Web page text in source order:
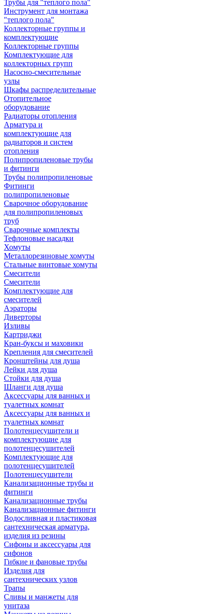
Трубы для "теплого пола"
Инструмент для монтажа
"теплого пола"
Коллекторные группы и
комплектующие
Коллекторные группы
Комплектующие для
коллекторных групп
Насосно-смесительные
узлы
Шкафы распределительные
Отопительное
оборудование
Радиаторы отопления
Арматура и
комплектующие для
радиаторов и систем
отопления
Полипропиленовые трубы
и фитинги
Трубы полипропиленовые
Фитинги
полипропиленовые
Сварочное оборудование
для полипропиленовых
труб
Сварочные комплекты
Тефлоновые насадки
Хомуты
Металлорезиновые хомуты
Стальные винтовые хомуты
Смесители
Смесители
Комплектующие для
смесителей
Аэраторы
Диверторы
Изливы
Картриджи
Кран-буксы и маховики
Крепления для смесителей
Кронштейны для душа
Лейки для душа
Стойки для душа
Шланги для душа
Аксессуары для ванных и
туалетных комнат
Аксессуары для ванных и
туалетных комнат
Полотенцесушители и
комплектующие для
полотенцесушителей
Комплектующие для
полотенцесушителей
Полотенцесушители
Канализационные трубы и
фитинги
Канализационные трубы
Канализационные фитинги
Водосливная и пластиковая
сантехническая арматура,
изделия из резины
Сифоны и аксессуары для
сифонов
Гибкие и фановые трубы
Изделия для
сантехнических узлов
Трапы
Сливы и манжеты для
унитаза